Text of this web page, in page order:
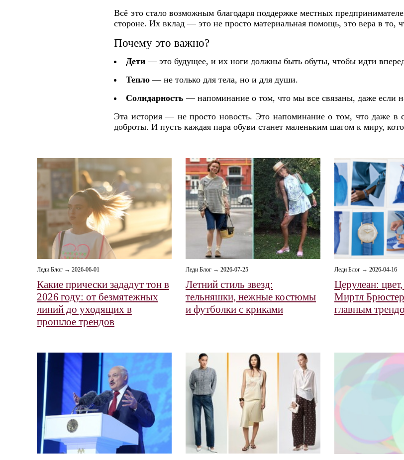
Всё это стало возможным благодаря поддержке местных
стороне. Их вклад — это не просто материальная помощь, это вера в то,
Почему это важно?
Дети — это будущее, и их ноги должны быть обуты, чтобы идти
Тепло — не только для тела, но и для души.
Солидарность — напоминание о том, что мы все связаны, даже если
Эта история — не просто новость. Это напоминание о том, что даже в
доброты. И пусть каждая пара обуви станет маленьким шагом к миру,
Леди Блог → 2026-06-01
Какие прически зададут тон в
2026 году: от безмятежных
линий до уходящих в
прошлое трендов
Леди Блог → 2026-07-25
Летний стиль звезд:
тельняшки, нежные костюмы
и футболки с криками
Леди Блог → 2026-04-16
Церулеан:
Миртл Брюстер
главным